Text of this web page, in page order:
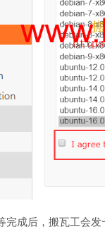
完成后，搬瓦工会